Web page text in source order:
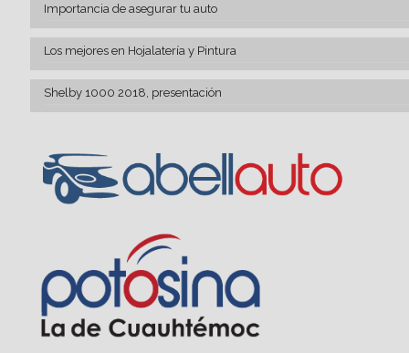
Importancia de asegurar tu auto
Los mejores en Hojalatería y Pintura
Shelby 1000 2018, presentación